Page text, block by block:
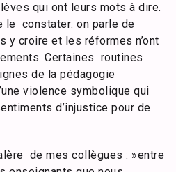
qui ont leurs mots à dire.
le constater: on parle de
y croire et les réformes n’ont
Certaines routines
de la pédagogie
violence symbolique qui
d’injustice pour de
de mes collègues : »entre